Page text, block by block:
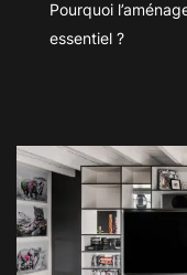
Pourquoi
essentiel ?